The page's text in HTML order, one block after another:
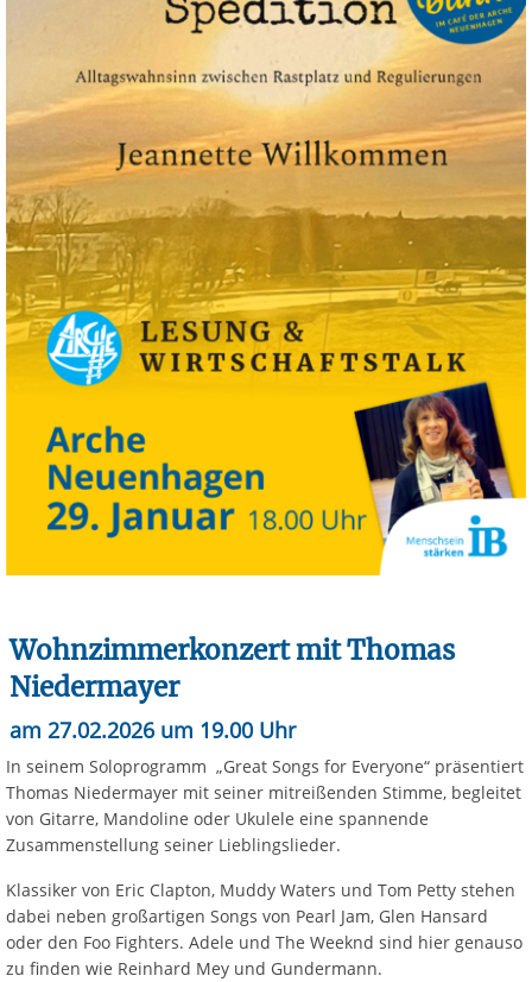
Wohnzimmerkonzert mit Thomas
Niedermayer
am 27.02.2026 um 19.00 Uhr
In seinem Soloprogramm „Great Songs for Everyone“ präsentiert
Thomas Niedermayer mit seiner mitreißenden Stimme, begleitet
von Gitarre, Mandoline oder Ukulele eine spannende
Zusammenstellung seiner Lieblingslieder.
Klassiker von Eric Clapton, Muddy Waters und Tom Petty stehen
dabei neben großartigen Songs von Pearl Jam, Glen Hansard
oder den Foo Fighters. Adele und The Weeknd sind hier genauso
zu finden wie Reinhard Mey und Gundermann.